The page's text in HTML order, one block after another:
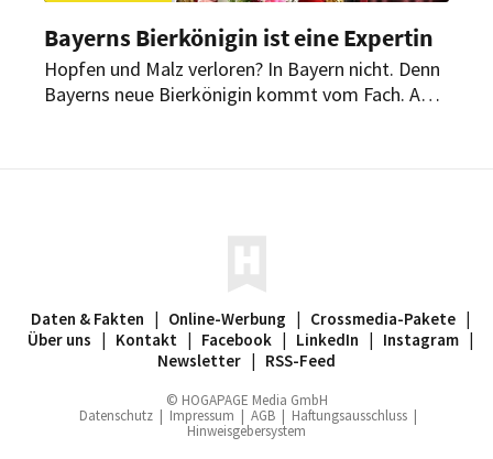
Bayerns Bierkönigin ist eine Expertin
Hopfen und Malz verloren? In Bayern nicht. Denn
Bayerns neue Bierkönigin kommt vom Fach. Am
Daten & Fakten | Online-Werbung | Crossmedia-Pakete |
Über uns | Kontakt | Facebook | LinkedIn | Instagram |
Newsletter | RSS-Feed
© HOGAPAGE Media GmbH
Datenschutz | Impressum | AGB | Haftungsausschluss |
Hinweisgebersystem